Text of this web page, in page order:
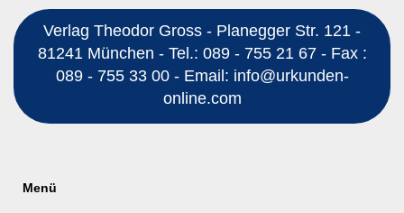
Verlag Theodor Gross - Planegger Str. 121 -
81241 München - Tel.: 089 - 755 21 67 - Fax :
089 - 755 33 00 - Email: info@urkunden-
online.com
Menü